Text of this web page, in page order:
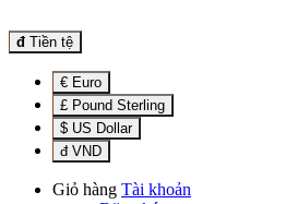
đ Tiền tệ
€ Euro
£ Pound Sterling
$ US Dollar
đ VND
Giỏ hàng Tài khoản